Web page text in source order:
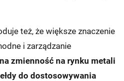
też, że większe znaczenie
i zarządzanie
zmienność na rynku metali
do dostosowywania